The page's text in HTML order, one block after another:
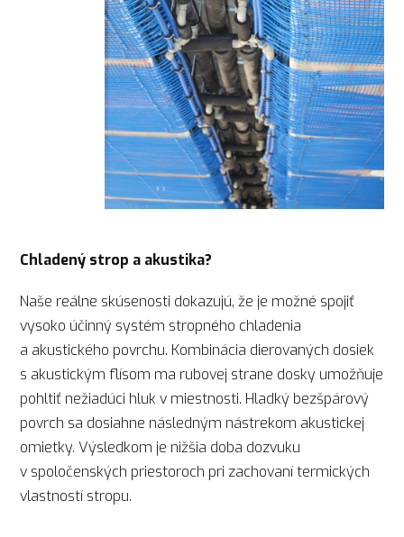
Chladený strop a akustika?
Naše reálne skúsenosti dokazujú, že je možné spojiť
vysoko účinný systém stropného chladenia
a akustického povrchu. Kombinácia dierovaných dosiek
s akustickým flísom ma rubovej strane dosky umožňuje
pohltiť nežiadúci hluk v miestnosti. Hladký bezšpárový
povrch sa dosiahne následným nástrekom akustickej
omietky. Výsledkom je nižšia doba dozvuku
v spoločenských priestoroch pri zachovaní termických
vlastností stropu.